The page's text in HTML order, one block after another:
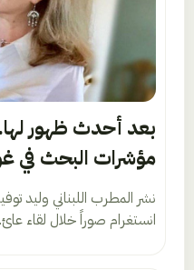
بعد أحدث ظهور
مؤشرات البحث في
نشر المطرب اللبناني وليد
انستغرام صوراً خلال لقاء